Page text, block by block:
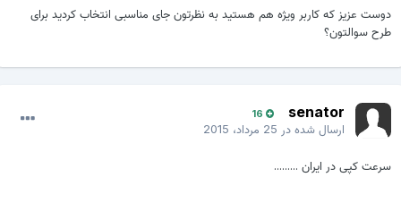
دوست عزیز که کاربر ویژه هم هستید به نظرتون جای مناسبی انتخاب کردید برای
طرح سوالتون؟
senator
16
ارسال شده در25 مرداد، 2015
سرعت کپی در ایران .........